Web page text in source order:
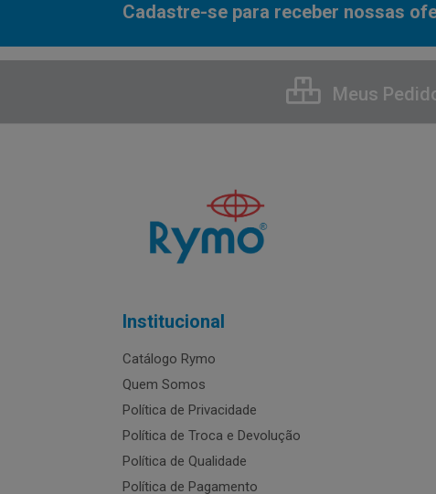
Cadastre-se para receber nossas
Meus
Institucional
Catálogo Rymo
Quem Somos
Política de Privacidade
Política de Troca e Devolução
Política de Qualidade
Política de Pagamento